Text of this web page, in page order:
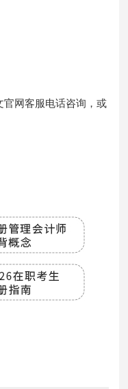
官网客服电话咨询，或